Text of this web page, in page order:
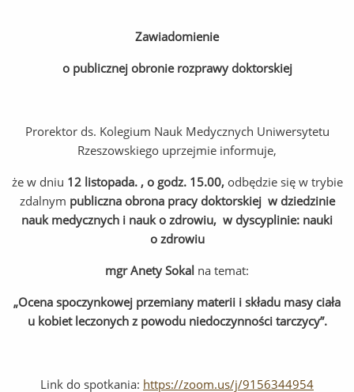
Zawiadomienie
o publicznej obronie rozprawy doktorskiej
Prorektor ds. Kolegium Nauk Medycznych Uniwersytetu
Rzeszowskiego uprzejmie informuje,
że w dniu 12 listopada. , o godz. 15.00,odbędzie się w trybie
zdalnym publiczna obrona pracy doktorskiej w dziedzinie
nauk medycznych i nauk o zdrowiu, w dyscyplinie: nauki
o zdrowiu
mgr Anety Sokal na temat:
„Ocena spoczynkowej przemiany materii i składu masy ciała
u kobiet leczonych z powodu niedoczynności tarczycy”.
Link do spotkania: https://zoom.us/j/9156344954